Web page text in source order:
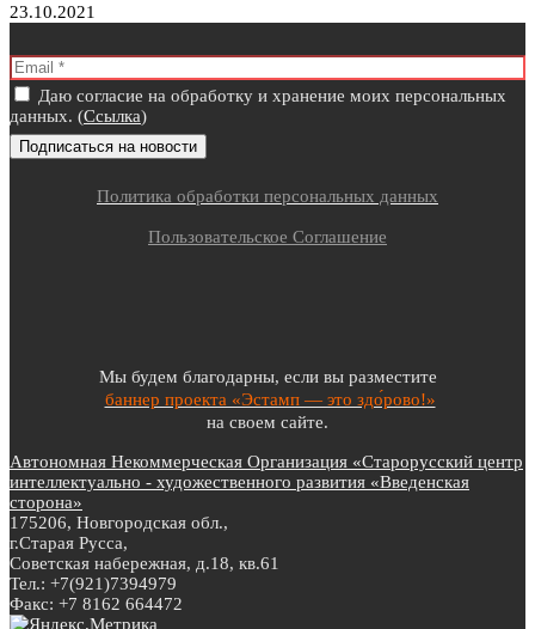
23.10.2021
Даю согласие на обработку и хранение моих персональных
данных. (Ссылка)
Политика обработки персональных данных
Пользовательское Соглашение
Мы будем благодарны, если вы разместите
баннер проекта «Эстамп — это здо́рово!»
на своем сайте.
Автономная Некоммерческая Организация «Старорусский центр
интеллектуально - художественного развития «Введенская
сторона»
175206, Новгородская обл.,
г.Старая Русса,
Советская набережная, д.18, кв.61
Тел.: +7(921)7394979
Факс: +7 8162 664472